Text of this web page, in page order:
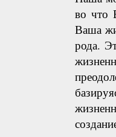
во что
Ваша
рода.